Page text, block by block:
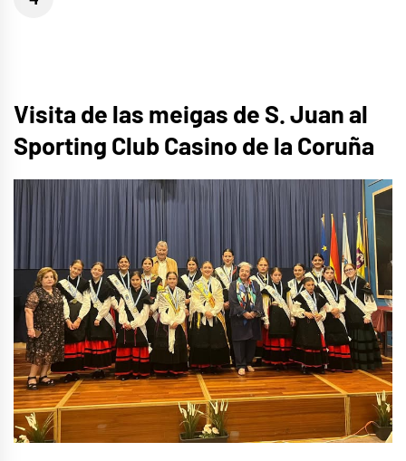
Visita de las meigas de S. Juan al
Sporting Club Casino de la Coruña